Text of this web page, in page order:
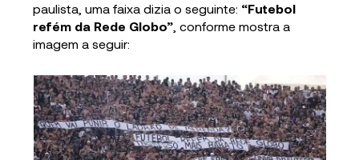
paulista, uma faixa dizia o seguinte: “Futebol
refém da Rede Globo” , conforme mostra a
imagem a seguir: